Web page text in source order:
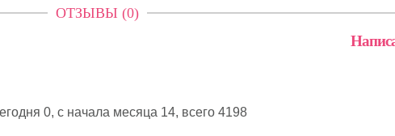
ОТЗЫВЫ (0)
0, с начала месяца 14, всего 4198